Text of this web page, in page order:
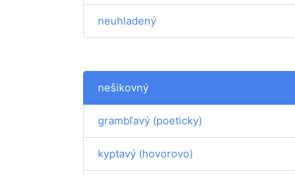
neuhladený
nešikovný
grambľavý (poeticky)
kyptavý (hovorovo)